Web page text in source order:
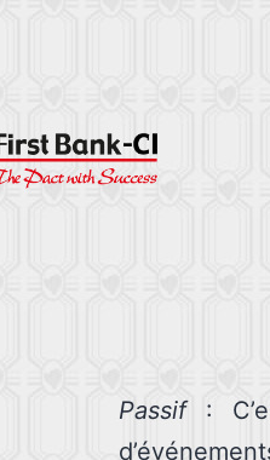
Passif: